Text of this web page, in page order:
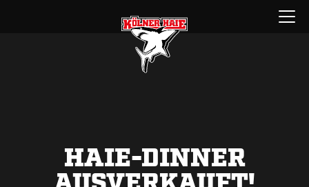
Menü
öffnen
HAIE-DINNER
AUSVERKAUFT!